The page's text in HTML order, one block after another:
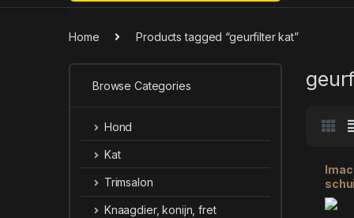
Home Products tagged “geurfilter kat”
CM)
Browse Categories
Hond
Kat
Trimsalon
Knaagdier, konijn, fret